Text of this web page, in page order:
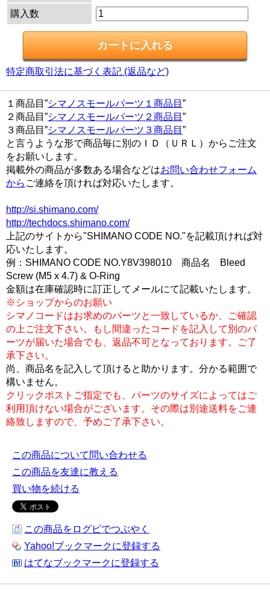
購入数
特定商取引法に基づく表記 (返品など)
１商品目”シマノスモールパーツ１商品目 ”
２商品目”シマノスモールパーツ２商品目 ”
３商品目”シマノスモールパーツ３商品目 ”
と言うような形で商品毎に別のＩＤ（ＵＲＬ）からご注文
をお願いします。
掲載外の商品が多数ある場合などはお問い合わせフォーム
から ご連絡を頂ければ対応いたします。
http://si.shimano.com/
http://techdocs.shimano.com/
上記のサイトから"SHIMANO CODE NO."を記載頂ければ対
応いたします。
例：SHIMANO CODE NO.Y8V398010 商品名 Bleed
Screw (M5 x 4.7) & O-Ring
金額は在庫確認時に訂正してメールにて記載いたします。
※ショップからのお願い
シマノコードはお求めのパーツと一致しているか、ご確認
の上ご注文下さい。もし間違ったコードを記入して別のパ
ーツが届いた場合でも、返品不可となっております。ご了
承下さい。
尚、商品名を記入して頂けると助かります。分かる範囲で
構いません。
クリックポストご指定でも、パーツのサイズによってはご
利用頂けない場合がございます。その際は別途送料をご連
絡致しますので、予めご了承下さい。
この商品について問い合わせる
この商品を友達に教える
買い物を続ける
この商品をログピでつぶやく
Yahoo!ブックマークに登録する
はてなブックマークに登録する